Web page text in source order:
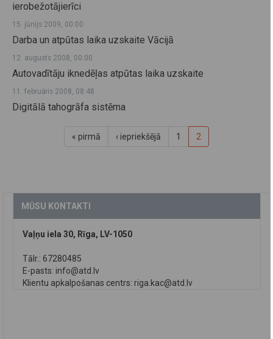
ierobežotājierīci
15. jūnijs 2009, 00:00
Darba un atpūtas laika uzskaite Vācijā
12. augusts 2008, 00:00
Autovadītāju iknedēļas atpūtas laika uzskaite
11. februāris 2008, 08:48
Digitālā tahogrāfa sistēma
« pirmā ‹ iepriekšējā 1 2
MŪSU KONTAKTI
Vaļņu iela 30, Rīga, LV-1050
Tālr.: 67280485
E-pasts: info@atd.lv
Klientu apkalpošanas centrs: riga.kac@atd.lv